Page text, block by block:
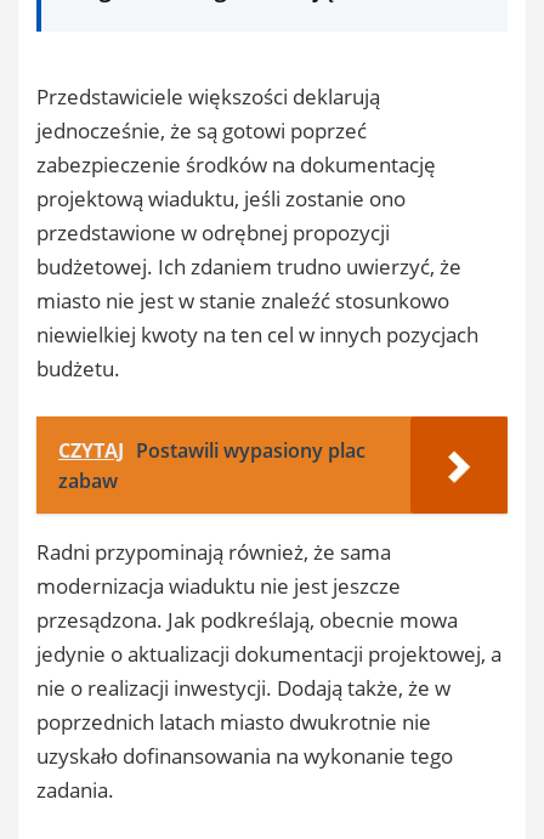
Przedstawiciele większości deklarują
jednocześnie, że są gotowi poprzeć
zabezpieczenie środków na dokumentację
projektową wiaduktu, jeśli zostanie ono
przedstawione w odrębnej propozycji
budżetowej. Ich zdaniem trudno uwierzyć, że
miasto nie jest w stanie znaleźć stosunkowo
niewielkiej kwoty na ten cel w innych pozycjach
budżetu.
CZYTAJ Postawili wypasiony plac
zabaw
Radni przypominają również, że sama
modernizacja wiaduktu nie jest jeszcze
przesądzona. Jak podkreślają, obecnie mowa
jedynie o aktualizacji dokumentacji projektowej, a
nie o realizacji inwestycji. Dodają także, że w
poprzednich latach miasto dwukrotnie nie
uzyskało dofinansowania na wykonanie tego
zadania.